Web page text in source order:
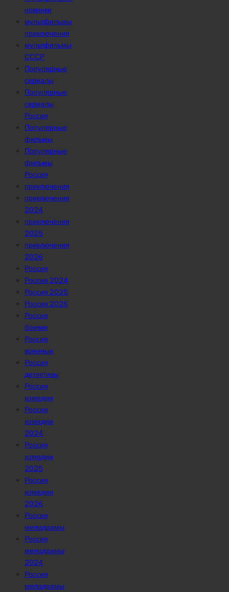
новинки
мультфильмы
приключения
мультфильмы
СССР
Популярные
сериалы
Популярные
сериалы
Россия
Популярные
фильмы
Популярные
фильмы
Россия
приключения
приключения
2024
приключения
2025
приключения
2026
Россия
Россия 2024
Россия 2025
Россия 2026
Россия
боевик
Россия
военные
Россия
детективы
Россия
комедии
Россия
комедии
2024
Россия
комедии
2025
Россия
комедии
2026
Россия
мелодрамы
Россия
мелодрамы
2024
Россия
мелодрамы